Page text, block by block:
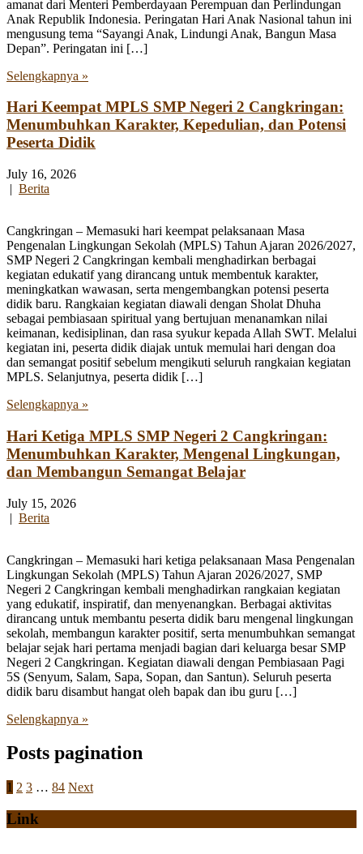
amanat dari Menteri Pemberdayaan Perempuan dan Perlindungan
Anak Republik Indonesia. Peringatan Hari Anak Nasional tahun ini
mengusung tema “Sayangi Anak, Lindungi Anak, Bangun Masa
Depan”. Peringatan ini […]
Selengkapnya »
Hari Keempat MPLS SMP Negeri 2 Cangkringan:
Menumbuhkan Karakter, Kepedulian, dan Potensi
Peserta Didik
July 16, 2026
| Berita
Cangkringan – Memasuki hari keempat pelaksanaan Masa
Pengenalan Lingkungan Sekolah (MPLS) Tahun Ajaran 2026/2027,
SMP Negeri 2 Cangkringan kembali menghadirkan berbagai
kegiatan edukatif yang dirancang untuk membentuk karakter,
meningkatkan wawasan, serta mengembangkan potensi peserta
didik baru. Rangkaian kegiatan diawali dengan Sholat Dhuha
sebagai pembiasaan spiritual yang bertujuan menanamkan nilai
keimanan, kedisiplinan, dan rasa syukur kepada Allah SWT. Melalui
kegiatan ini, peserta didik diajak untuk memulai hari dengan doa
dan semangat positif sebelum mengikuti seluruh rangkaian kegiatan
MPLS. Selanjutnya, peserta didik […]
Selengkapnya »
Hari Ketiga MPLS SMP Negeri 2 Cangkringan:
Menumbuhkan Karakter, Mengenal Lingkungan,
dan Membangun Semangat Belajar
July 15, 2026
| Berita
Cangkringan – Memasuki hari ketiga pelaksanaan Masa Pengenalan
Lingkungan Sekolah (MPLS) Tahun Ajaran 2026/2027, SMP
Negeri 2 Cangkringan kembali menghadirkan rangkaian kegiatan
yang edukatif, inspiratif, dan menyenangkan. Berbagai aktivitas
dirancang untuk membantu peserta didik baru mengenal lingkungan
sekolah, membangun karakter positif, serta menumbuhkan semangat
belajar sejak hari pertama menjadi bagian dari keluarga besar SMP
Negeri 2 Cangkringan. Kegiatan diawali dengan Pembiasaan Pagi
5S (Senyum, Salam, Sapa, Sopan, dan Santun). Seluruh peserta
didik baru disambut hangat oleh bapak dan ibu guru […]
Selengkapnya »
Posts pagination
1 2 3 … 84 Next
Link